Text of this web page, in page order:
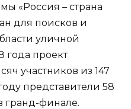
«Россия – страна
для поисков и
уличной
года проект
участников из 147
представители 58
гранд-финале.